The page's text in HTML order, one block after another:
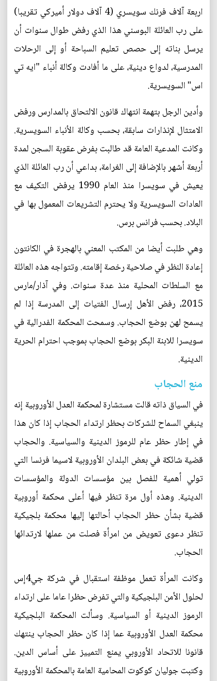
اربعة آلاف فرنك سويسري (4 آلاف دولار أميركي تقريبا)
على رب العائلة البوسني هذا الذي رفض طوال سنوات أن
يرسل بناته إلى حصص تعليم السباحة أو إلى الرحلات
المدرسية، لدواع دينية، على ما أفادت وكالة أنباء "ايه تي
اس" السويسرية.
وأدين الرجل بتهمة انتهاك قانون الالتحاق بالمدارس ورفض
الامتثال لإنذارات سابقة، بحسب وكالة الأنباء السويسرية.
وكانت المدعية العامة قد طالبت بفرض عقوبة السجن لمدة
أربعة أشهر بالإضافة إلى الغرامة، بداعي أن رب العائلة الذي
يعيش في سويسرا منذ العام 1990 يرفض التكيف مع
العادات السويسرية ولا يحترم التشريعات المعمول بها في
البلاد. بحسب فرانس برس.
وهي طلبت أيضا من المكتب المعني بالهجرة في الكانتون
إعادة النظر في صلاحية رخصة إقامته. وتتواجه هذه العائلة
مع السلطات المحلية منذ عدة سنوات. وفي آذار/مارس
2015، رفض الأهل إرسال الفتيات إلى المدرسة إذا لم
يسمح لهن بوضع الحجاب. وسمحت المحكمة الفدرالية في
سويسرا للابنة البكر بوضع الحجاب بموجب احترام الحرية
الدينية.
منع الحجاب
في السياق ذاته قالت مستشارة لمحكمة العدل الأوروبية إنه
ينبغي السماح للشركات بحظر ارتداء الحجاب إذا كان هذا
في إطار حظر عام للرموز الدينية والسياسية. والحجاب
قضية شائكة في بعض البلدان الأوروبية لاسيما فرنسا التي
تولي أهمية للفصل بين مؤسسات الدولة والمؤسسات
الدينية. وهذه أول مرة تنظر فيها أعلى محكمة أوروبية
قضية بشأن حظر الحجاب أحالتها إليها محكمة بلجيكية
تنظر دعوى تعويض من امرأة فصلت من عملها لارتدائها
الحجاب.
وكانت المرأة تعمل موظفة استقبال في شركة جي4إس
لحلول الأمن البلجيكية والتي تفرض حظرا عاما على ارتداء
الرموز الدينية أو السياسية. وسألت المحكمة البلجيكية
محكمة العدل الأوروبية عما إذا كان حظر الحجاب ينتهك
قانونا للاتحاد الأوروبي يمنع التمييز على أساس الدين.
وكتبت جوليان كوكوت المحامية العامة بالمحكمة الأوروبية